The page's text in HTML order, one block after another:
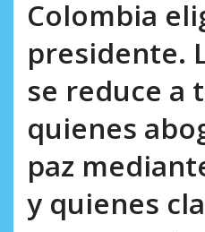
Colombia
presidente.
se reduce a
quienes
paz
y quienes